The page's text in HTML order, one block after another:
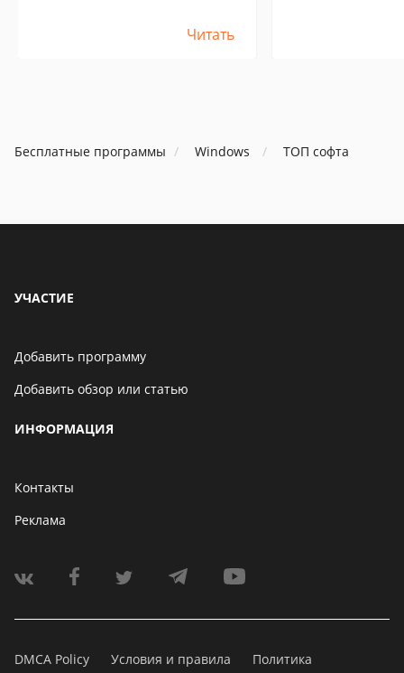
de licence, la licence est toujours
Читать
жадности. Ведь
купленные
Мне хватает. Я
Бесплатные программы Windows ТОП софта
УЧАСТИЕ
Добавить программу
Добавить обзор или статью
ИНФОРМАЦИЯ
Контакты
Реклама
DMCA Policy Условия и правила Политика